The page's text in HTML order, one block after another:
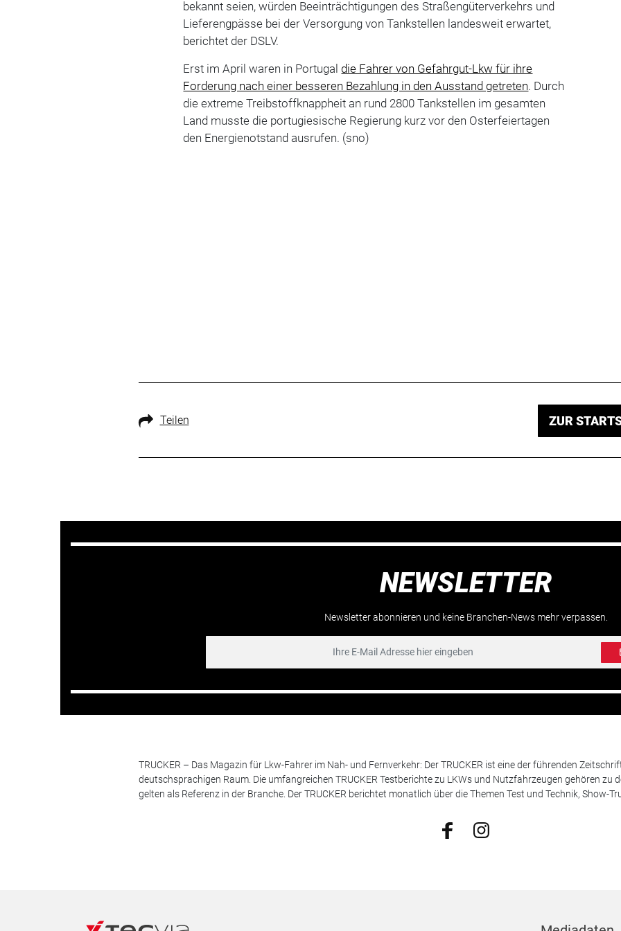
bekannt seien, würden Beeinträchtigungen des Straßengüterverkehrs und
Lieferengpässe bei der Versorgung von Tankstellen landesweit erwartet,
berichtet der DSLV.
Erst im April waren in Portugal die Fahrer von Gefahrgut-Lkw für ihre
Forderung nach einer besseren Bezahlung in den Ausstand getreten. Durch
die extreme Treibstoffknappheit an rund 2800 Tankstellen im gesamten
Land musste die portugiesische Regierung kurz vor den Osterfeiertagen
den Energienotstand ausrufen. (sno)
Teilen ZUR
NEWSLETTER
Newsletter abonnieren und keine Branchen-News mehr verpassen.
TRUCKER – Das Magazin für Lkw-Fahrer im Nah- und Fernverkehr: Der TRUCKER ist eine der führenden
deutschsprachigen Raum. Die umfangreichen TRUCKER Testberichte zu LKWs und Nutzfahrzeugen gehören zu
gelten als Referenz in der Branche. Der TRUCKER berichtet monatlich über die Themen Test und Technik, Show-